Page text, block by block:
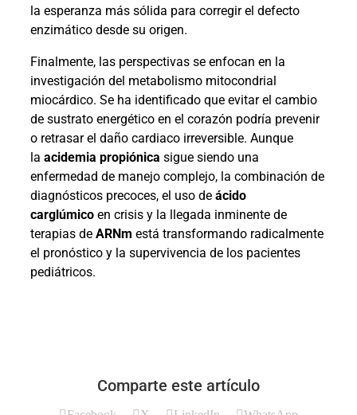
la esperanza más sólida para corregir el defecto
enzimático desde su origen.
Finalmente, las perspectivas se enfocan en la
investigación del metabolismo mitocondrial
miocárdico. Se ha identificado que evitar el cambio
de sustrato energético en el corazón podría prevenir
o retrasar el daño cardiaco irreversible. Aunque
la acidemia propiónica sigue siendo una
enfermedad de manejo complejo, la combinación de
diagnósticos precoces, el uso de ácido
carglúmicoen crisis y la llegada inminente de
terapias de ARNm está transformando radicalmente
el pronóstico y la supervivencia de los pacientes
pediátricos.
Comparte este artículo